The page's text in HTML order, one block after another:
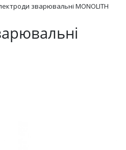
зварювальні MONOLITH